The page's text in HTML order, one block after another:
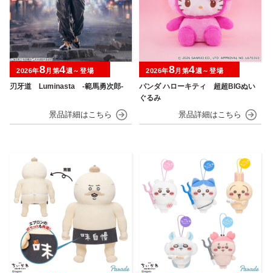
刃牙道 Luminasta ‐範馬勇次郎‐
2026年8月第4週～登場
パンダ ハローキティ 超超BIGぬい
ぐるみ
2026年8月第4週～登場